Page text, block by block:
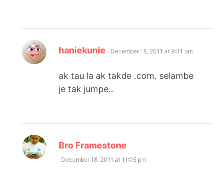
haniekunie says:
December 18, 2011 at 9:31 pm
ak tau la ak takde .com. selambe
je tak jumpe..
Bro Framestone
December 18, 2011 at 11:05 pm